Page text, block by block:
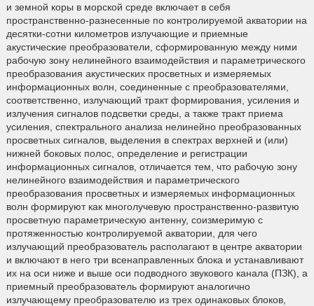
и земной коры в морской среде включает в себя
пространственно-разнесенные по контролируемой акватории на
десятки-сотни километров излучающие и приемные
акустические преобразователи, сформированную между ними
рабочую зону нелинейного взаимодействия и параметрического
преобразования акустических просветных и измеряемых
информационных волн, соединенные с преобразователями,
соответственно, излучающий тракт формирования, усиления и
излучения сигналов подсветки среды, а также тракт приема
усиления, спектрального анализа нелинейно преобразованных
просветных сигналов, выделения в спектрах верхней и (или)
нижней боковых полос, определение и регистрации
информационных сигналов, отличается тем, что рабочую зону
нелинейного взаимодействия и параметрического
преобразования просветных и измеряемых информационных
волн формируют как многолучевую пространственно-развитую
просветную параметрическую антенну, соизмеримую с
протяженностью контролируемой акватории, для чего
излучающий преобразователь располагают в центре акватории
и включают в него три всенаправленных блока и устанавливают
их на оси ниже и выше оси подводного звукового канала (ПЗК), а
приемный преобразователь формируют аналогично
излучающему преобразователю из трех одинаковых блоков,